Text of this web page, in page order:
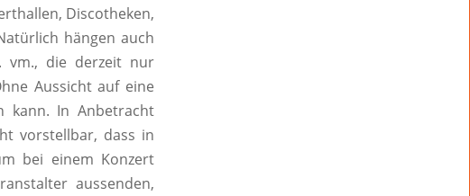
Discotheken,
hängen auch
vm., die derzeit nur
Aussicht auf eine
kann. In Anbetracht
vorstellbar, dass in
bei einem Konzert
aussenden,